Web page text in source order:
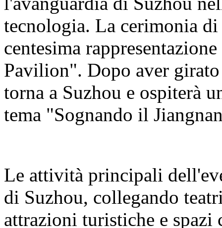
tecnologia. La cerimonia
centesima
Pavilion". Dopo aver
torna a Suzhou e ospiterà
tema "Sognando il
Le attività principali
di Suzhou, collegando
attrazioni turistiche e